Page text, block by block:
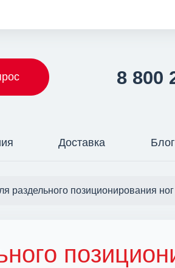
8 800
Доставка Блог
раздельного позиционирования